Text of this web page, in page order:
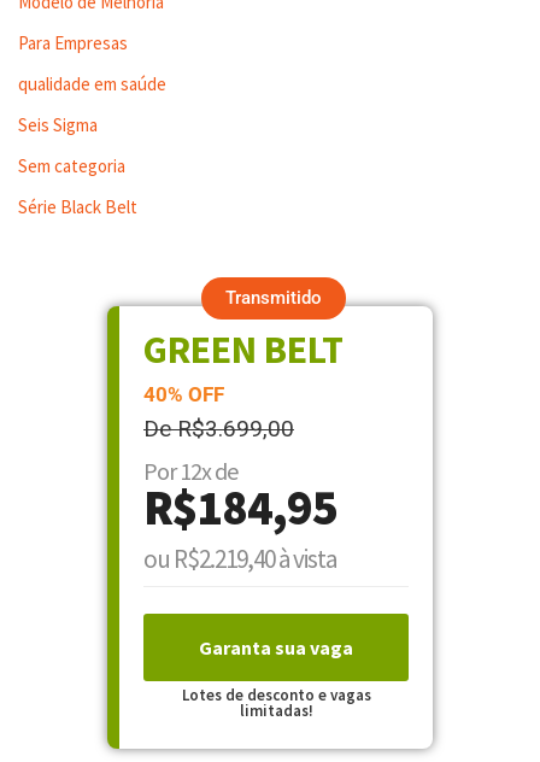
Para Empresas
qualidade em saúde
Seis Sigma
Sem categoria
Série Black Belt
Transmitido
GREEN BELT
40% OFF
De R$3.699,00
Por 12x de
R$184,95
ou R$2.219,40 à vista
Garanta sua vaga
Lotes de desconto e vagas
limitadas!